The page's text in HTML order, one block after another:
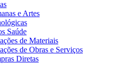
e Artes
Saúde
de Materiais
de Obras e Serviços
Diretas